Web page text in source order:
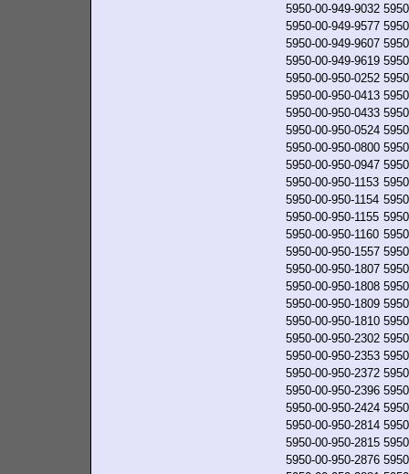
5950-00-949-9032
5950-00-949-9577
5950-00-949-9607
5950-00-949-9619
5950-00-950-0252
5950-00-950-0413
5950-00-950-0433
5950-00-950-0524
5950-00-950-0800
5950-00-950-0947
5950-00-950-1153
5950-00-950-1154
5950-00-950-1155
5950-00-950-1160
5950-00-950-1557
5950-00-950-1807
5950-00-950-1808
5950-00-950-1809
5950-00-950-1810
5950-00-950-2302
5950-00-950-2353
5950-00-950-2372
5950-00-950-2396
5950-00-950-2424
5950-00-950-2814
5950-00-950-2815
5950-00-950-2876